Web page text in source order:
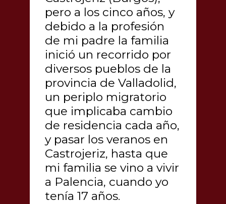
pero a los cinco años, y
debido a la profesión
de mi padre la familia
inició un recorrido por
diversos pueblos de la
provincia de Valladolid,
un periplo migratorio
que implicaba cambio
de residencia cada año,
y pasar los veranos en
Castrojeriz, hasta que
mi familia se vino a vivir
a Palencia, cuando yo
tenía 17 años.